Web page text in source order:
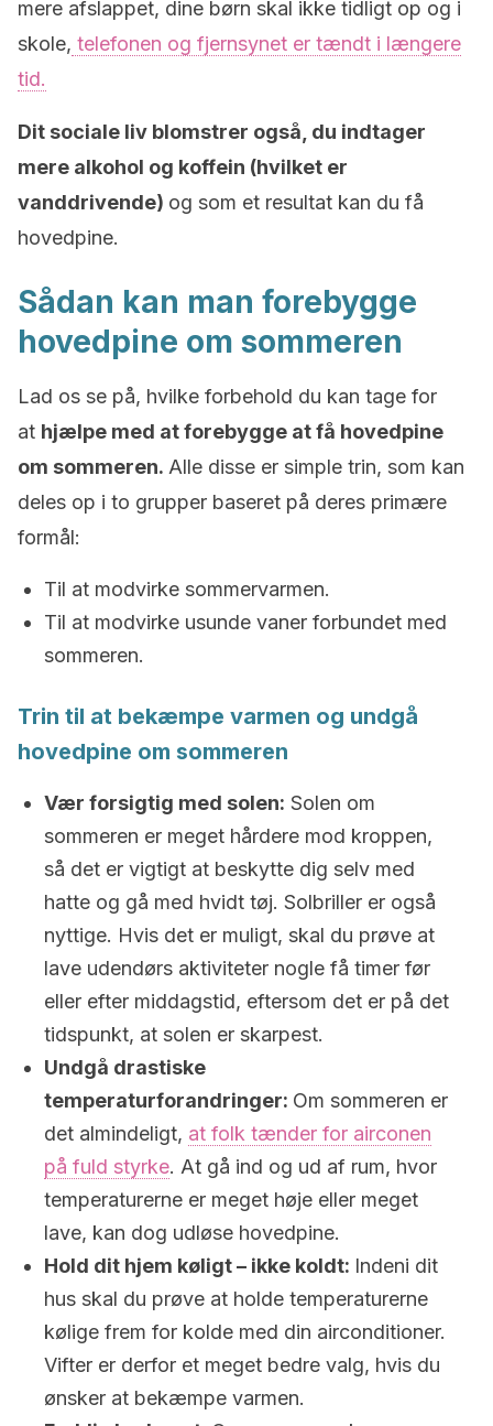
mere afslappet, dine børn skal ikke tidligt op og i
skole, telefonen og fjernsynet er tændt i længere
tid.
Dit sociale liv blomstrer også, du indtager
mere alkohol og koffein (hvilket er
vanddrivende) og som et resultat kan du få
hovedpine.
Sådan kan man forebygge
hovedpine om sommeren
Lad os se på, hvilke forbehold du kan tage for
at hjælpe med at forebygge at få hovedpine
om sommeren. Alle disse er simple trin, som kan
deles op i to grupper baseret på deres primære
formål:
Til at modvirke sommervarmen.
Til at modvirke usunde vaner forbundet med
sommeren.
Trin til at bekæmpe varmen og undgå
hovedpine om sommeren
Vær forsigtig med solen: Solen om
sommeren er meget hårdere mod kroppen,
så det er vigtigt at beskytte dig selv med
hatte og gå med hvidt tøj. Solbriller er også
nyttige. Hvis det er muligt, skal du prøve at
lave udendørs aktiviteter nogle få timer før
eller efter middagstid, eftersom det er på det
tidspunkt, at solen er skarpest.
Undgå drastiske
temperaturforandringer: Om sommeren er
det almindeligt, at folk tænder for airconen
på fuld styrke. At gå ind og ud af rum, hvor
temperaturerne er meget høje eller meget
lave, kan dog udløse hovedpine.
Hold dit hjem køligt – ikke koldt: Indeni dit
hus skal du prøve at holde temperaturerne
kølige frem for kolde med din airconditioner.
Vifter er derfor et meget bedre valg, hvis du
ønsker at bekæmpe varmen.